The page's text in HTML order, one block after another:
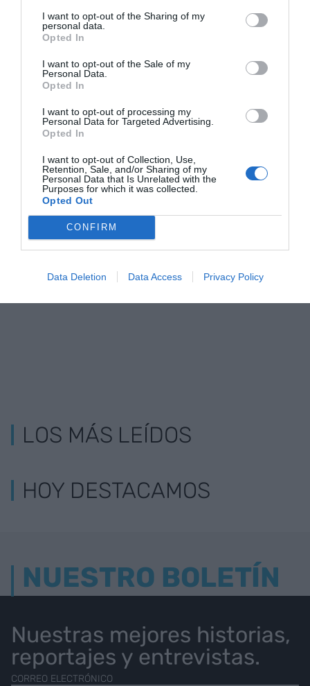
I want to opt-out of the Sharing of my
personal data.
Opted In
I want to opt-out of the Sale of my
Personal Data.
Opted In
I want to opt-out of processing my
Personal Data for Targeted Advertising.
Opted In
I want to opt-out of Collection, Use,
Retention, Sale, and/or Sharing of my
Personal Data that Is Unrelated with the
Purposes for which it was collected.
Opted Out
CONFIRM
Data Deletion Data Access Privacy Policy
RELACIONADAS
El PIB de la
eurozona crece un
0,3%, a pesar del
guerra de Ucrania
El crecimiento del
PIB español se
sitúa en un 0,3%
El PIB per
primera vez
europea
LOS MÁS LEÍDOS
HOY DESTACAMOS
NUESTRO BOLETÍN
Nuestras mejores historias,
reportajes y entrevistas.
CORREO ELECTRÓNICO